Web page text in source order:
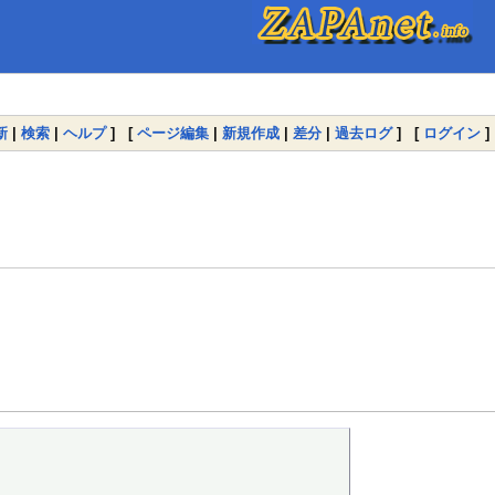
| 検索 | ヘルプ] [ ページ編集 | 新規作成 | 差分 | 過去ログ] [ ログイン ]